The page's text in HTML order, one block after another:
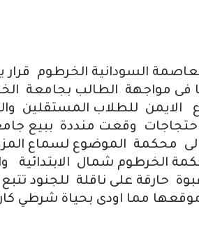
السودانية الخرطوم
فى مواجهة الطالب بجامعة
الايمن للطلاب المستقلين
من زملائه فى احتجاجات وقعت منددة
محكمة الموضوع لسماع
الخرطوم شمال الابتدائية
حارقة على ناقلة للجنود تتبع
مما اودى بحياة شرطي